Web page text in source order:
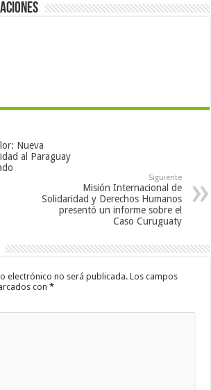
Nueva
al Paraguay
Siguiente
Misión Internacional de
Solidaridad y Derechos Humanos
presentó un informe sobre el
Caso Curuguaty
electrónico no será publicada. Los campos
con*